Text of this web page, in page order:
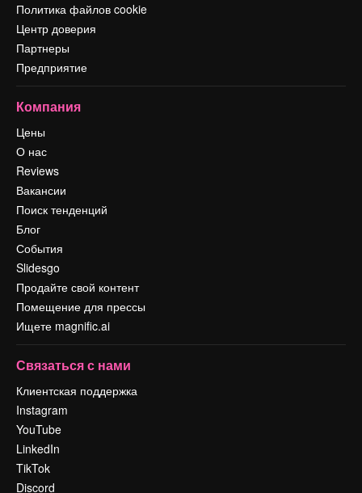
Политика файлов cookie
Центр доверия
Партнеры
Предприятие
Компания
Цены
О нас
Reviews
Вакансии
Поиск тенденций
Блог
События
Slidesgo
Продайте свой контент
Помещение для прессы
Ищете magnific.ai
Связаться с нами
Клиентская поддержка
Instagram
YouTube
LinkedIn
TikTok
Discord